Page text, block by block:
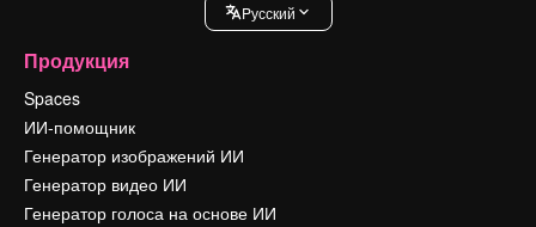
Pусский
Продукция
Spaces
ИИ-помощник
Генератор изображений ИИ
Генератор видео ИИ
Генератор голоса на основе ИИ